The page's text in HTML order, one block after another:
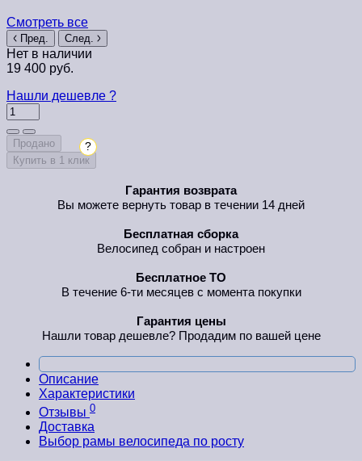
Смотреть все
Пред. След.
Нет в наличии
19 400 руб.
Нашли дешевле ?
Продано
Купить в 1 клик
?
Гарантия возврата
Вы можете вернуть товар в течении 14 дней
Бесплатная сборка
Велосипед собран и настроен
Бесплатное ТО
В течение 6-ти месяцев с момента покупки
Гарантия цены
Нашли товар дешевле? Продадим по вашей цене
Описание
Характеристики
Отзывы 0
Доставка
Выбор рамы велосипеда по росту